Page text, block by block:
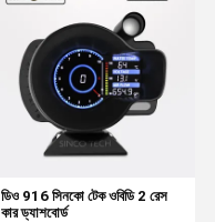
ডিও 916 সিনকো টেক ওবিডি 2 রেস
কার ড্যাশবোর্ড